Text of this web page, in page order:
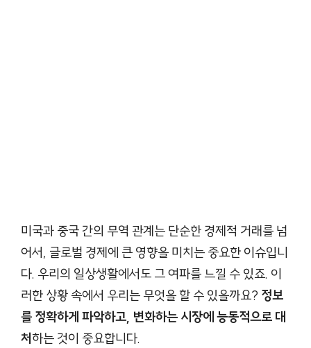
미국과 중국 간의 무역 관계는 단순한 경제적 거래를 넘
어서, 글로벌 경제에 큰 영향을 미치는 중요한 이슈입니
다. 우리의 일상생활에서도 그 여파를 느낄 수 있죠. 이
러한 상황 속에서 우리는 무엇을 할 수 있을까요? 정보
를 정확하게 파악하고, 변화하는 시장에 능동적으로 대
처하는 것이 중요합니다.